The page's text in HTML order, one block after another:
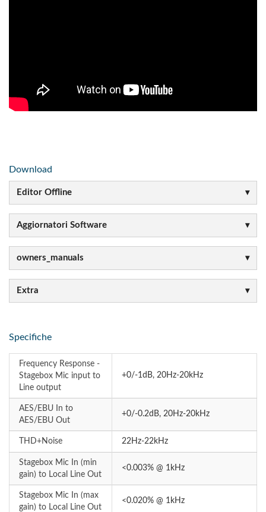
Download
Editor Offline
Aggiornatori Software
owners_manuals
Extra
Specifiche
Frequency Response -
Stagebox Mic input to
Line output
+0/-1dB, 20Hz-20kHz
AES/EBU In to
AES/EBU Out
+0/-0.2dB, 20Hz-20kHz
THD+Noise 22Hz-22kHz
Stagebox Mic In (min
gain) to Local Line Out
<0.003% @ 1kHz
Stagebox Mic In (max
gain) to Local Line Out
<0.020% @ 1kHz